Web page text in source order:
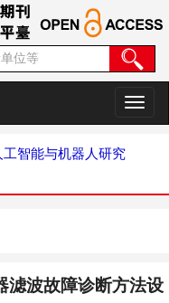
切
换
工智能与机器人研究
滤波故障诊断方法设